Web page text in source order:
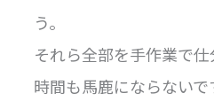
う。
それら全部を手作業で
時間も馬鹿にならないで